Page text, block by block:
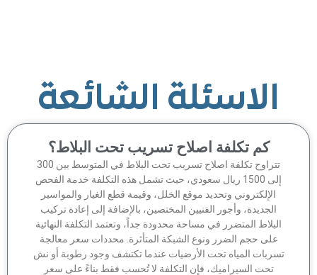
الاسئلة الشائعة
كم تكلفة اصلاح تسريب تحت البلاط؟
تتراوح تكلفة اصلاح تسريب تحت البلاط في المتوسط بين 300
إلى 1500 ريال سعودي، حيث تشمل هذه التكلفة خدمة الفحص
الإلكتروني وتحديد موقع الخلل، وقيمة قطع الغيار والمواسير
الجديدة، وأجور الفنيين المختصين، بالإضافة إلى إعادة تركيب
البلاط المتضرر في مساحة محدودة جداً، وتعتمد التكلفة النهائية
على حجم الضرر ونوع الشبكة المتأثرة. محددات سعر معالجة
المياه تحت الأرضيات عندما تكتشف وجود رطوبة أو نش
تحت السيراميك، فإن التكلفة لا تُحسب فقط بناءً على سعر